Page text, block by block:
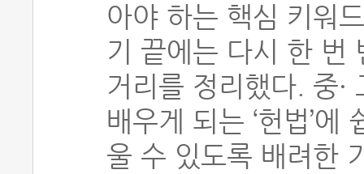
아야 하는 핵심 키워
기 끝에는 다시 한 번
거리를 정리했다. 중·
배우게 되는 ‘헌법’
울 수 있도록 배려한